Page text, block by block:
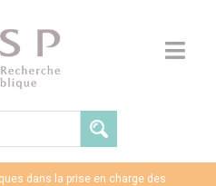
dans la prise en charge des